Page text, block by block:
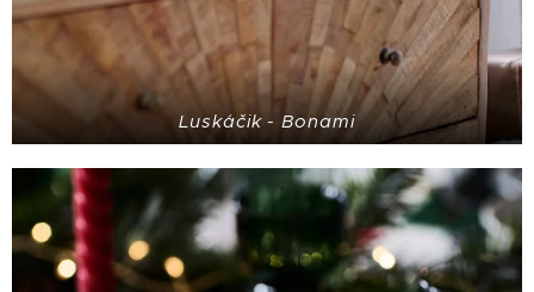
Luskáčik - Bonami